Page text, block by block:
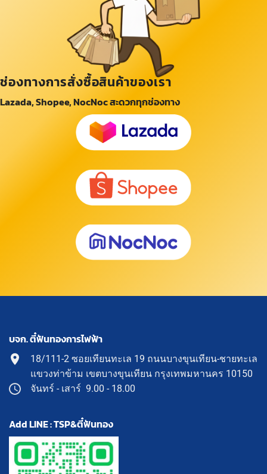
ช่องทางการสั่งซื้อสินค้าของเรา
Lazada, Shopee, NocNoc สะดวกทุกช่องทาง
บจก. ตี๋ฟันทองการไฟฟ้า
18/111-2 ซอยเทียนทะเล 19 ถนนบางขุนเทียน-ชายทะเล
แขวงท่าข้าม เขตบางขุนเทียน กรุงเทพมหานคร 10150
จันทร์ - เสาร์ 9.00 - 18.00
Add LINE : TSP&ตี๋ฟันทอง